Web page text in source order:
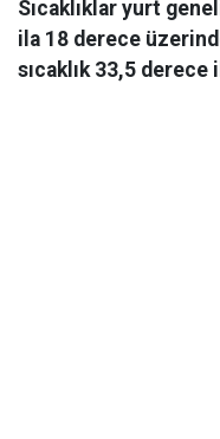
Sıcaklıklar yurt
ila 18 derece
sıcaklık 33,5